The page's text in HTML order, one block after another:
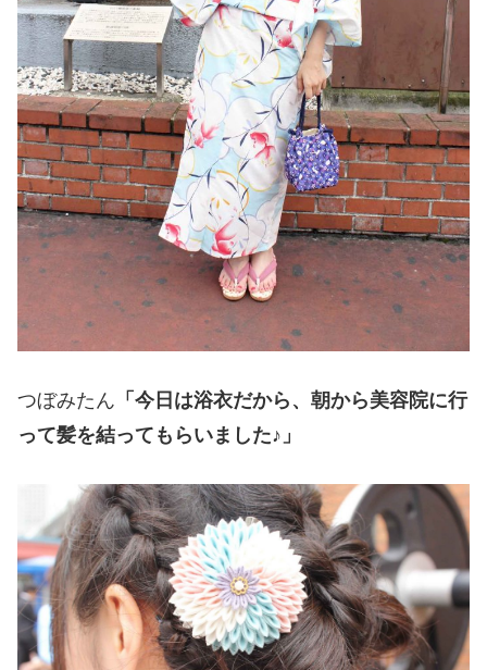
つぼみたん 「今日は浴衣だから、朝から美容院に行
って髪を結ってもらいました♪」